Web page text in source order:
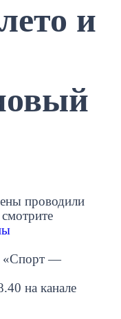
и
проводили
«Спорт —
на канале